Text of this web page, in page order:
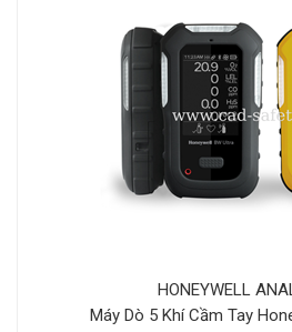
HONEYWELL
Máy Dò 5 Khí Cầm Tay